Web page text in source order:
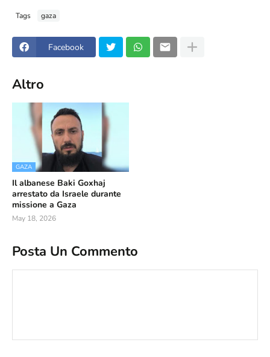
Tags gaza
Facebook
Altro
GAZA
Il albanese Baki Goxhaj
arrestato da Israele durante
missione a Gaza
May 18, 2026
Posta Un Commento